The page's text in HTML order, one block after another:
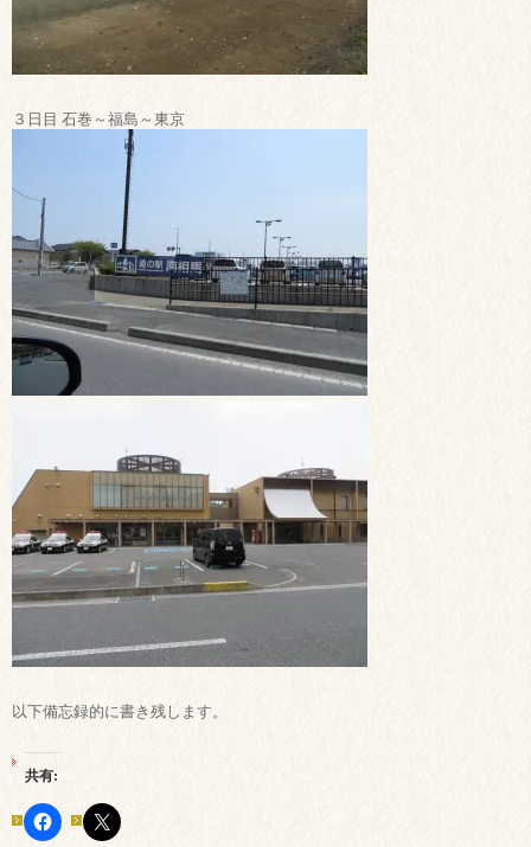
３日目 石巻～福島～東京
以下備忘録的に書き残します。
共有: